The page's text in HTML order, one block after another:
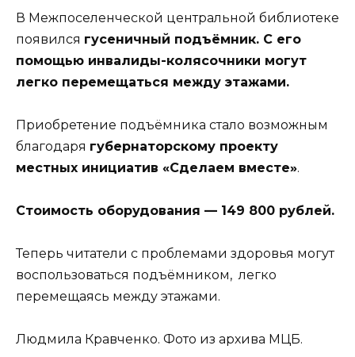
В Межпоселенческой центральной библиотеке
появился гусеничный подъёмник. С его
помощью инвалиды-колясочники могут
легко перемещаться между этажами.
Приобретение подъёмника стало возможным
благодаря губернаторскому проекту
местных инициатив «Сделаем вместе».
Стоимость оборудования — 149 800 рублей.
Теперь читатели с проблемами здоровья могут
воспользоваться подъёмником, легко
перемещаясь между этажами.
Людмила Кравченко. Фото из архива МЦБ.